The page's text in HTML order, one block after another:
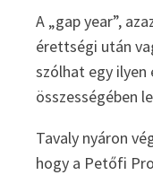
A „gap year”,
érettségi után
szólhat egy
összességében
Tavaly nyáron
hogy a Petőfi